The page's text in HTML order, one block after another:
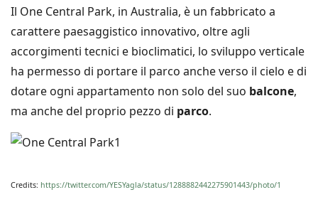
Il One Central Park, in Australia, è un fabbricato a
carattere paesaggistico innovativo, oltre agli
accorgimenti tecnici e bioclimatici, lo sviluppo verticale
ha permesso di portare il parco anche verso il cielo e di
dotare ogni appartamento non solo del suo balcone,
ma anche del proprio pezzo di parco.
Credits: https://twitter.com/YESYagla/status/1288882442275901443/photo/1